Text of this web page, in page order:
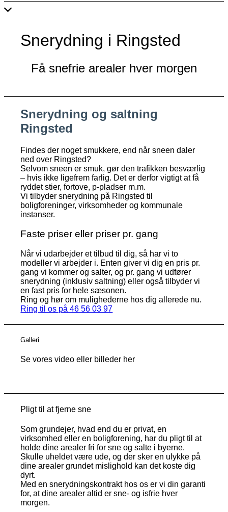
Snerydning i Ringsted
Få snefrie arealer hver morgen
Snerydning og saltning
Ringsted
Findes der noget smukkere, end når sneen daler
ned over Ringsted?
Selvom sneen er smuk, gør den trafikken besværlig
– hvis ikke ligefrem farlig. Det er derfor vigtigt at få
ryddet stier, fortove, p-pladser m.m.
Vi tilbyder snerydning på Ringsted til
boligforeninger, virksomheder og kommunale
instanser.
Faste priser eller priser pr. gang
Når vi udarbejder et tilbud til dig, så har vi to
modeller vi arbejder i. Enten giver vi dig en pris pr.
gang vi kommer og salter, og pr. gang vi udfører
snerydning (inklusiv saltning) eller også tilbyder vi
en fast pris for hele sæsonen.
Ring og hør om mulighederne hos dig allerede nu.
Ring til os på 46 56 03 97
Galleri
Se vores video eller billeder her
Pligt til at fjerne sne
Som grundejer, hvad end du er privat, en
virksomhed eller en boligforening, har du pligt til at
holde dine arealer fri for sne og salte i byerne.
Skulle uheldet være ude, og der sker en ulykke på
dine arealer grundet mislighold kan det koste dig
dyrt.
Med en snerydningskontrakt hos os er vi din garanti
for, at dine arealer altid er sne- og isfrie hver
morgen.